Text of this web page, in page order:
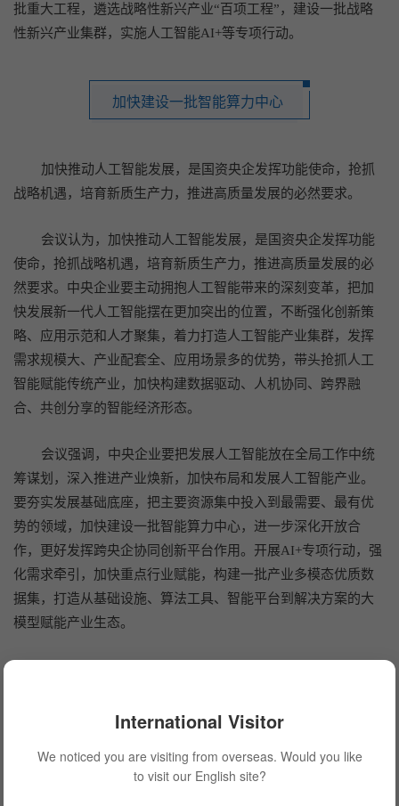
批重大工程，遴选战略性新兴产业“百项工程”，建设一批战略
性新兴产业集群，实施人工智能AI+等专项行动。
加快建设一批智能算力中心
加快推动人工智能发展，是国资央企发挥功能使命，抢抓
战略机遇，培育新质生产力，推进高质量发展的必然要求。
会议认为，加快推动人工智能发展，是国资央企发挥功能
使命，抢抓战略机遇，培育新质生产力，推进高质量发展的必
然要求。中央企业要主动拥抱人工智能带来的深刻变革，把加
快发展新一代人工智能摆在更加突出的位置，不断强化创新策
略、应用示范和人才聚集，着力打造人工智能产业集群，发挥
需求规模大、产业配套全、应用场景多的优势，带头抢抓人工
智能赋能传统产业，加快构建数据驱动、人机协同、跨界融
合、共创分享的智能经济形态。
会议强调，中央企业要把发展人工智能放在全局工作中统
筹谋划，深入推进产业焕新，加快布局和发展人工智能产业。
要夯实发展基础底座，把主要资源集中投入到最需要、最有优
势的领域，加快建设一批智能算力中心，进一步深化开放合
作，更好发挥跨央企协同创新平台作用。开展AI+专项行动，强
化需求牵引，加快重点行业赋能，构建一批产业多模态优质数
据集，打造从基础设施、算法工具、智能平台到解决方案的大
模型赋能产业生态。
代化产业体系的重要技术之一。
研讨班提出，要加大传统产业转型升级力度，推进传统产
业高端化、智能化、绿色化，深入实施产业基础再造工程和制
International Visitor
We noticed you are visiting from overseas. Would you like
to visit our English site?